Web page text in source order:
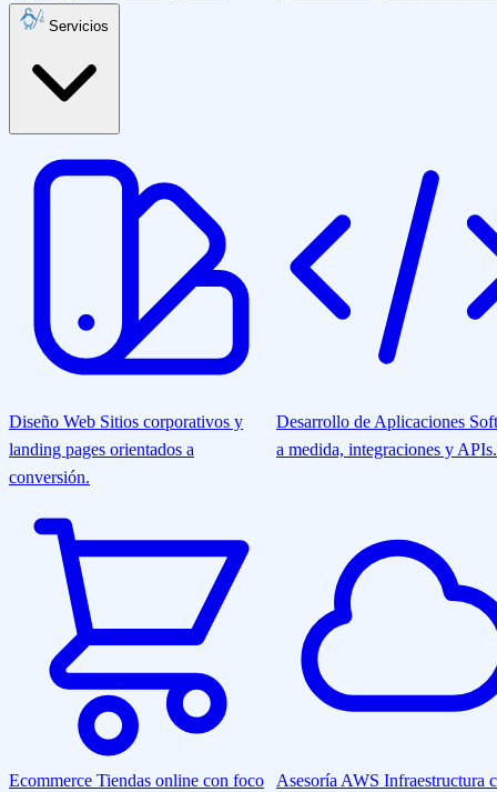
Diseño Web Sitios corporativos y
landing pages orientados a
conversión.
Desarrollo de Aplicaciones
a medida, integraciones y APIs.
Ecommerce Tiendas online con foco
Asesoría AWS Infraestructura